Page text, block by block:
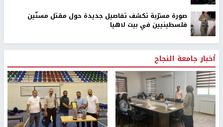
صورة مسرّبة تكشف تفاصيل جديدة حول مقتل مسنّين
فلسطينيين في بيت لاهيا
أخبار جامعة النجاح